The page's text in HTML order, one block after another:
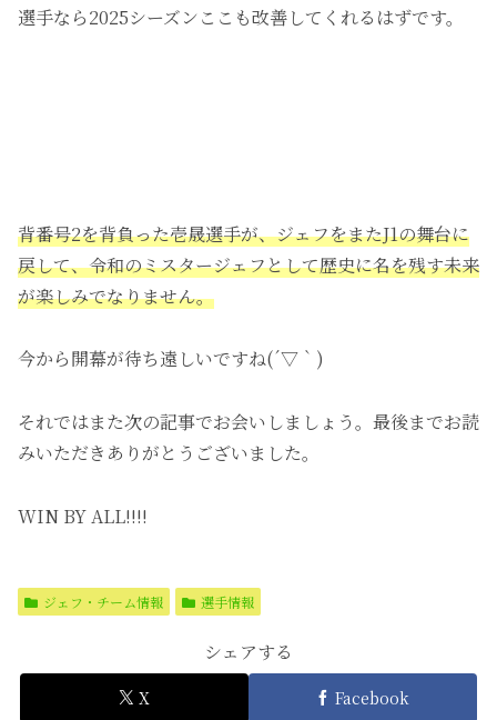
選手なら2025シーズンここも改善してくれるはずです。
背番号2を背負った壱晟選手が、ジェフをまたJ1の舞台に
戻して、令和のミスタージェフとして歴史に名を残す未来
が楽しみでなりません。
今から開幕が待ち遠しいですね(´▽｀)
それではまた次の記事でお会いしましょう。最後までお読
みいただきありがとうございました。
WIN BY ALL!!!!
ジェフ・チーム情報 選手情報
シェアする
X Facebook